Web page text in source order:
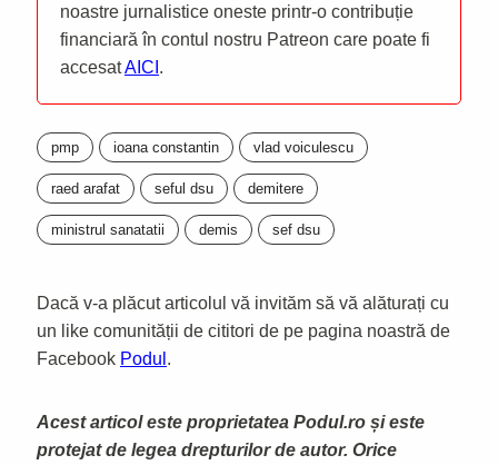
noastre jurnalistice oneste printr-o contribuție
financiară în contul nostru Patreon care poate fi
accesatAICI .
pmp ioana constantin vlad voiculescu
raed arafat seful dsu demitere
ministrul sanatatii demis sef dsu
Dacă v-a plăcut articolul vă invităm să vă alăturați cu
un like comunității de cititori de pe pagina noastră de
Facebook Podul .
Acest articol este proprietatea Podul.ro și este
protejat de legea drepturilor de autor. Orice